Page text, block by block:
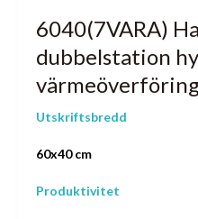
6040(7VARA)
dubbelstation
Utskriftsbredd
60x40 cm
Produktivitet